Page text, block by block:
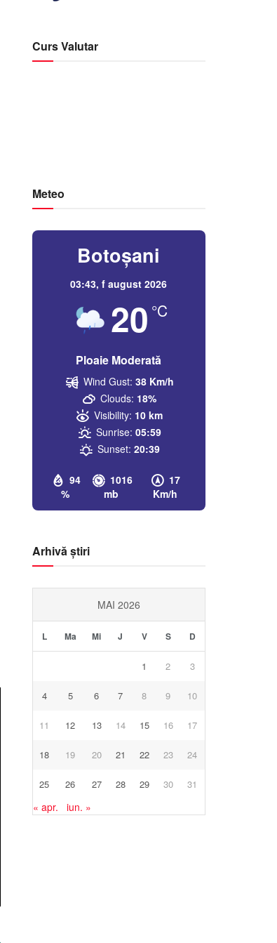
Curs Valutar
Meteo
Botoșani
03:43,f august 2026
20 °C
Ploaie Moderată
94
%
1016
mb
17
Km/h
Wind Gust: 38 Km/h
Clouds: 18%
Visibility: 10 km
Sunrise: 05:59
Sunset: 20:39
Arhivă știri
MAI 2026
L Ma Mi J V S D
1 2 3
4 5 6 7 8 9 10
11 12 13 14 15 16 17
18 19 20 21 22 23 24
25 26 27 28 29 30 31
« apr. iun. »